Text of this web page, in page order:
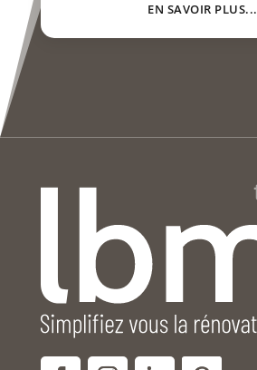
EN SAVOIR PLUS...